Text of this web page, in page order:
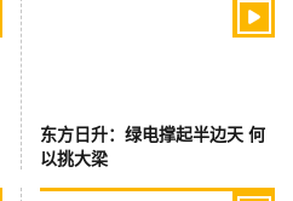

东方日升：绿电撑起半边天 何
以挑大梁